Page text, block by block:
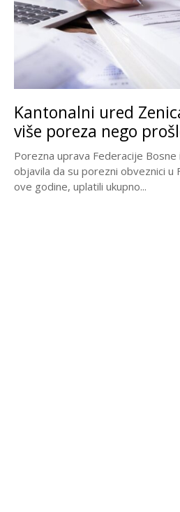
Kantonalni ured
više poreza nego
Porezna uprava Federacije
objavila da su porezni obveznici u
ove godine, uplatili ukupno...